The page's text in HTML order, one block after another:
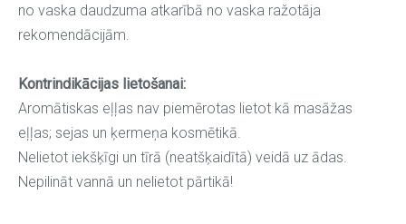
no vaska daudzuma atkarībā no vaska ražotāja
rekomendācijām.
Kontrindikācijas lietošanai:
Aromātiskas eļļas nav piemērotas lietot kā masāžas
eļļas; sejas un ķermeņa kosmētikā.
Nelietot iekšķīgi un tīrā (neatšķaidītā) veidā uz ādas.
Nepilināt vannā un nelietot pārtikā!